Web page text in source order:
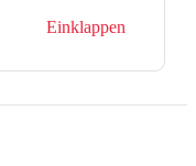
Einklappen